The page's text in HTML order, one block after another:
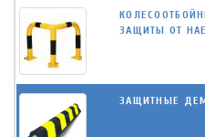
ЗАЩИТЫ ОТ
ЗАЩИТНЫЕ